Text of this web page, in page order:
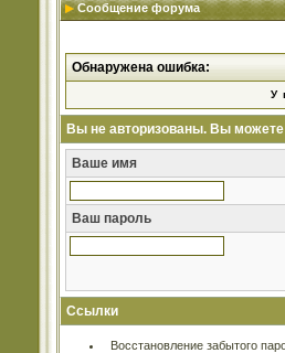
Сообщение форума
Обнаружена ошибка:
У
Вы не авторизованы. Вы можете
Ваше имя
Ваш пароль
Ссылки
Восстановление забытого